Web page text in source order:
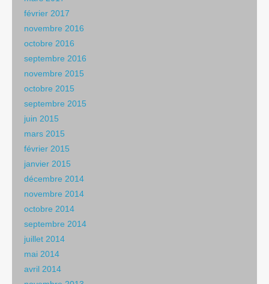
février 2017
novembre 2016
octobre 2016
septembre 2016
novembre 2015
octobre 2015
septembre 2015
juin 2015
mars 2015
février 2015
janvier 2015
décembre 2014
novembre 2014
octobre 2014
septembre 2014
juillet 2014
mai 2014
avril 2014